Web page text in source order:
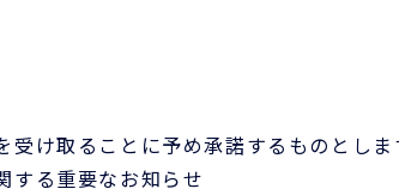
け取ることに予め承諾するものとしま
する重要なお知らせ